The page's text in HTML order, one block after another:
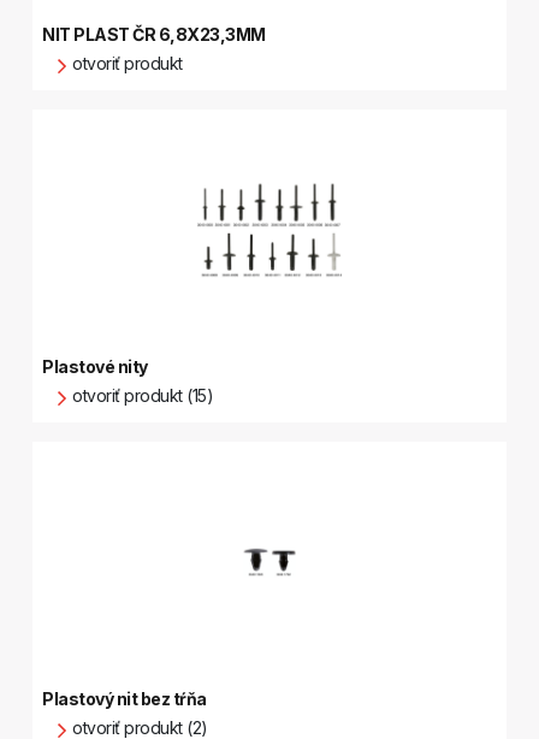
NIT PLAST ČR 6,8X23,3MM
otvoriť produkt
Plastové nity
otvoriť produkt (15)
Plastový nit bez tŕňa
otvoriť produkt (2)